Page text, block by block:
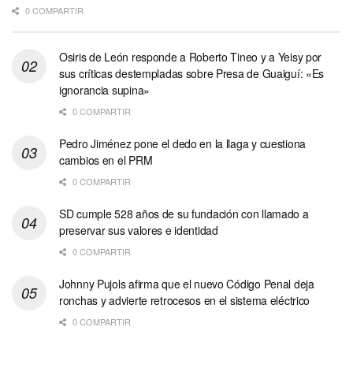
0 COMPARTIR
Osiris de León responde a Roberto Tineo y a Yeisy por
sus críticas destempladas sobre Presa de Guaiguí: «Es
ignorancia supina»
0 COMPARTIR
Pedro Jiménez pone el dedo en la llaga y cuestiona
cambios en el PRM
0 COMPARTIR
SD cumple 528 años de su fundación con llamado a
preservar sus valores e identidad
0 COMPARTIR
Johnny Pujols afirma que el nuevo Código Penal deja
ronchas y advierte retrocesos en el sistema eléctrico
0 COMPARTIR